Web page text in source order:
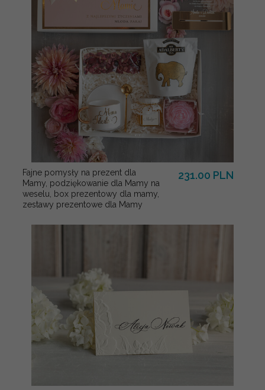
Fajne pomysły na prezent dla
Mamy, podziękowanie dla Mamy na
weselu, box prezentowy dla mamy,
zestawy prezentowe dla Mamy
231.00 PLN